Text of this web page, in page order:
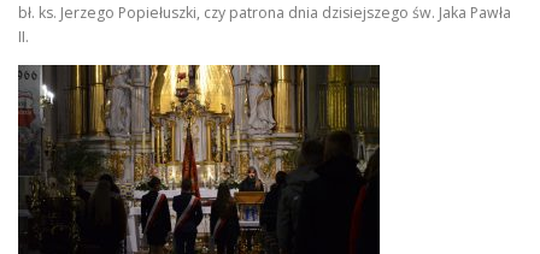
bł. ks. Jerzego Popiełuszki, czy patrona dnia dzisiejszego św. Jaka Pawła
II.